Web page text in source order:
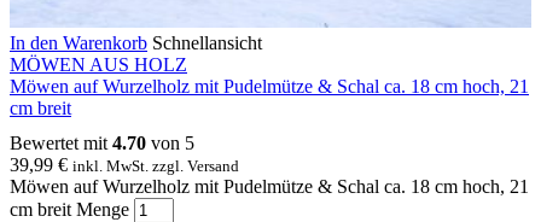
In den Warenkorb Schnellansicht
MÖWEN AUS HOLZ
Möwen auf Wurzelholz mit Pudelmütze & Schal ca. 18 cm hoch, 21
cm breit
Bewertet mit 4.70 von 5
39,99 € inkl. MwSt. zzgl. Versand
Möwen auf Wurzelholz mit Pudelmütze & Schal ca. 18 cm hoch, 21
cm breit Menge